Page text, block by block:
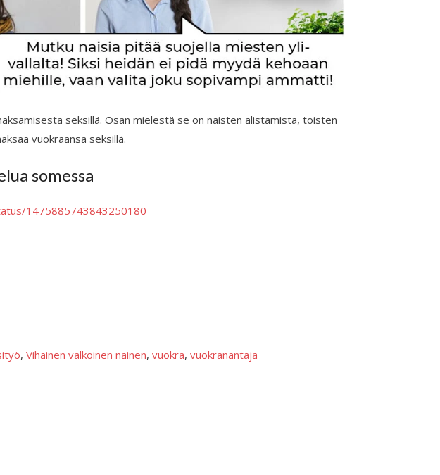
seksillä. Osan mielestä se on naisten alistamista, toisten
vuokraansa seksillä.
somessa
1475885743843250180
, Vihainen valkoinen nainen, vuokra, vuokranantaja